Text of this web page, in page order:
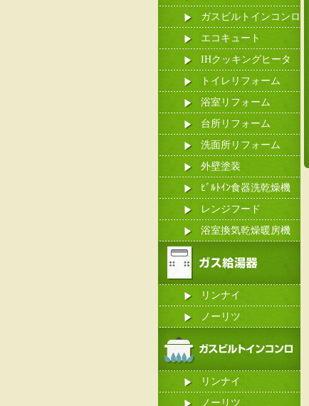
ガスビルトインコンロ
エコキュート
IHクッキングヒータ
ー
トイレリフォーム
浴室リフォーム
台所リフォーム
洗面所リフォーム
外壁塗装
ﾋﾞﾙﾄｲﾝ食器洗乾燥機
レンジフード
浴室換気乾燥暖房機
リンナイ
ノーリツ
リンナイ
ノーリツ